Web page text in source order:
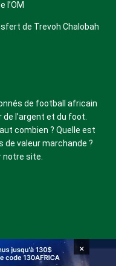
l’OM
de Trevoh Chalobah
de football africain
l’argent et du foot.
combien ? Quelle est
valeur marchande ?
site.
×